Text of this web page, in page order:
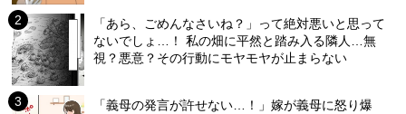
「あら、ごめんなさいね？」って絶対悪いと思って
ないでしょ…！ 私の畑に平然と踏み入る隣人…無
視？悪意？その行動にモヤモヤが止まらない
「義母の発言が許せない…！」嫁が義母に怒り爆